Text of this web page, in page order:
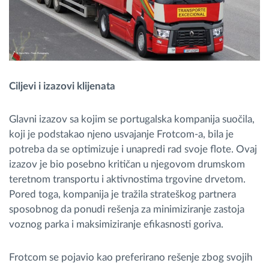
Ciljevi i izazovi klijenata
Glavni izazov sa kojim se portugalska kompanija suočila,
koji je podstakao njeno usvajanje Frotcom-a, bila je
potreba da se optimizuje i unapredi rad svoje flote. Ovaj
izazov je bio posebno kritičan u njegovom drumskom
teretnom transportu i aktivnostima trgovine drvetom.
Pored toga, kompanija je tražila strateškog partnera
sposobnog da ponudi rešenja za minimiziranje zastoja
voznog parka i maksimiziranje efikasnosti goriva.
Frotcom se pojavio kao preferirano rešenje zbog svojih